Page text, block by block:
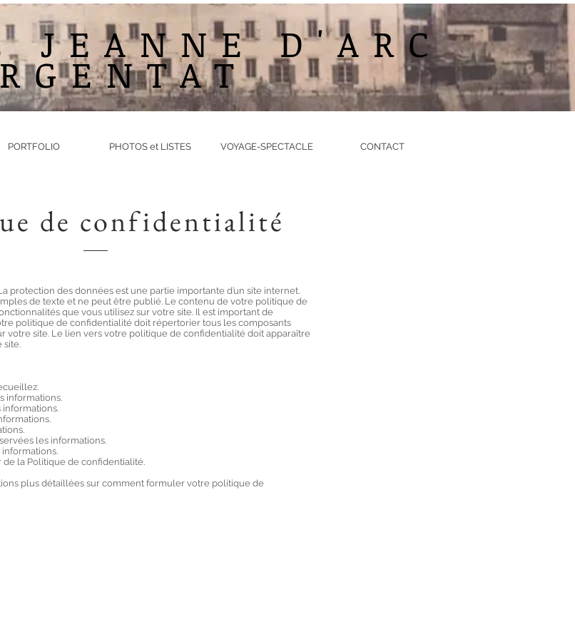
JEANNE D'ARC
PORTFOLIO PHOTOS et LISTES VOYAGE-SPECTACLE CONTACT
de confidentialité
protection des données est une partie importante d’un site internet.
de texte et ne peut être publié. Le contenu de votre politique de
que vous utilisez sur votre site. Il est important de
politique de confidentialité doit répertorier tous les composants
votre site. Le lien vers votre politique de confidentialité doit apparaître
site.
informations.
les informations.
de la Politique de confidentialité.
plus détaillées sur comment formuler votre politique de